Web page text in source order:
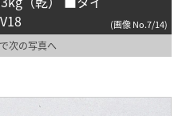
(画像 No.7/14)
次の写真へ